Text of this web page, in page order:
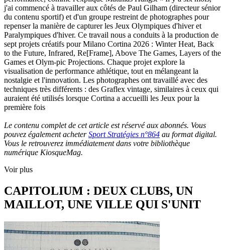
j'ai commencé à travailler aux côtés de Paul Gilham (directeur sénior
du contenu sportif) et d'un groupe restreint de photographes pour
repenser la manière de capturer les Jeux Olympiques d'hiver et
Paralympiques d'hiver. Ce travail nous a conduits à la production de
sept projets créatifs pour Milano Cortina 2026 : Winter Heat, Back
to the Future, Infrared, Re[Frame], Above The Games, Layers of the
Games et Olym-pic Projections. Chaque projet explore la
visualisation de performance athlétique, tout en mélangeant la
nostalgie et l'innovation. Les photographes ont travaillé avec des
techniques très différents : des Graflex vintage, similaires à ceux qui
auraient été utilisés lorsque Cortina a accueilli les Jeux pour la
première fois
Le contenu complet de cet article est réservé aux abonnés. Vous
pouvez également acheterSport Stratégies n°864 au format digital.
Vous le retrouverez immédiatement dans votre bibliothèque
numérique KiosqueMag.
Voir plus
CAPITOLIUM : DEUX CLUBS, UN
MAILLOT, UNE VILLE QUI S'UNIT